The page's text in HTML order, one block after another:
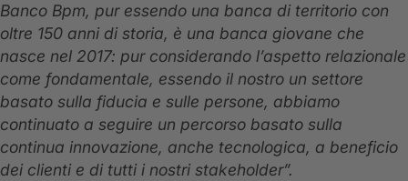
Banco Bpm, pur essendo una banca di territorio con
oltre 150 anni di storia, è una banca giovane che
nasce nel 2017: pur considerando l’aspetto relazionale
come fondamentale, essendo il nostro un settore
basato sulla fiducia e sulle persone, abbiamo
continuato a seguire un percorso basato sulla
continua innovazione, anche tecnologica, a beneficio
dei clienti e di tutti i nostri stakeholder”.